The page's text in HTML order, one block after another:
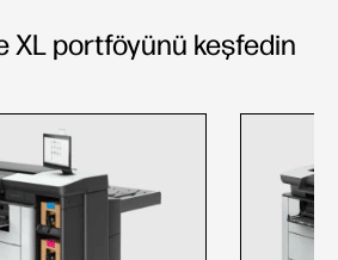
XL portföyünü keşfedin